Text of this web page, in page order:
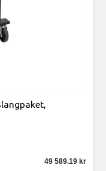
49 589.19